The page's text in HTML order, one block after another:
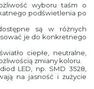
wyboru taśm o
podświetlenia po
są w różnych
je do konkretnego
ciepłe, neutralne,
zmiany koloru.
LED, np. SMD 3528,
na jasność i zużycie